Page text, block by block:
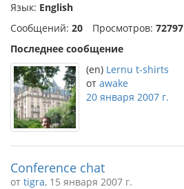
Язык: English
Сообщений: 20 Просмотров: 72797
Последнее сообщение
(en) Lernu t-shirts
от awake
20 января 2007 г.
Conference chat
от tigra, 15 января 2007 г.